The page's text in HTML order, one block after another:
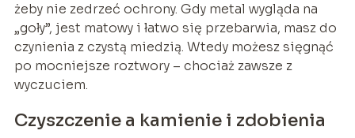
żeby nie zedrzeć ochrony. Gdy metal wygląda na
„goły”, jest matowy i łatwo się przebarwia, masz do
czynienia z czystą miedzią. Wtedy możesz sięgnąć
po mocniejsze roztwory – chociaż zawsze z
wyczuciem.
Czyszczenie a kamienie i zdobienia